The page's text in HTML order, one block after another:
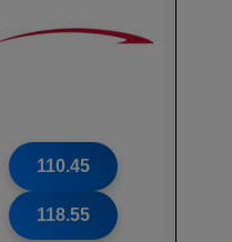
110.45
118.55